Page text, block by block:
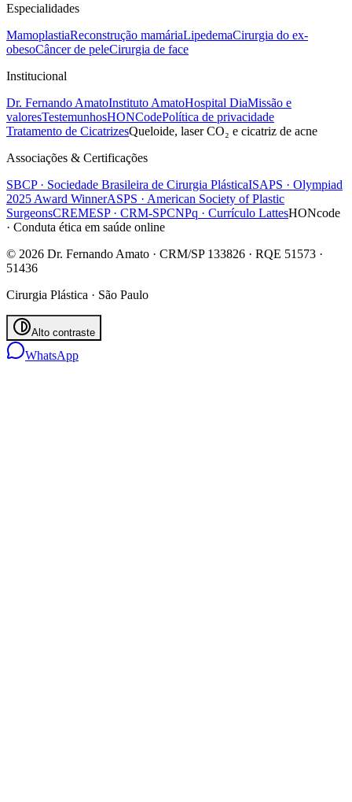
Especialidades
MamoplastiaReconstrução mamáriaLipedemaCirurgia do ex-
obesoCâncer de peleCirurgia de face
Institucional
Dr. Fernando AmatoInstituto AmatoHospital DiaMissão e
valoresTestemunhosHONCodePolítica de privacidade
Tratamento de CicatrizesQueloide, laser CO₂ e cicatriz de acne
Associações & Certificações
SBCP · Sociedade Brasileira de Cirurgia PlásticaISAPS · Olympiad
2025 Award WinnerASPS · American Society of Plastic
SurgeonsCREMESP · CRM-SPCNPq · Currículo LattesHONcode
· Conduta ética em saúde online
© 2026 Dr. Fernando Amato · CRM/SP 133826 · RQE 51573 ·
51436
Cirurgia Plástica · São Paulo
Alto contraste
WhatsApp